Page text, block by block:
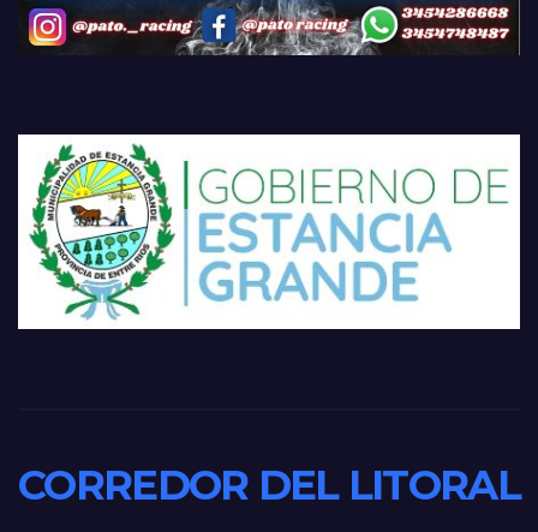
CORREDOR DEL LITORAL